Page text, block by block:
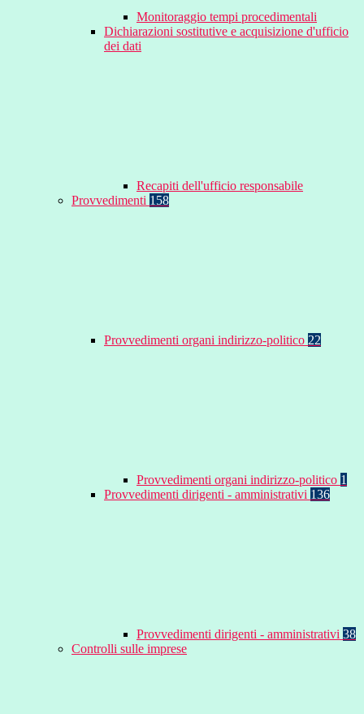
Monitoraggio tempi procedimentali
Dichiarazioni sostitutive e acquisizione d'ufficio
dei dati
Recapiti dell'ufficio responsabile
Provvedimenti 158
Provvedimenti organi indirizzo-politico 22
Provvedimenti organi indirizzo-politico 1
Provvedimenti dirigenti - amministrativi 136
Provvedimenti dirigenti - amministrativi 38
Controlli sulle imprese